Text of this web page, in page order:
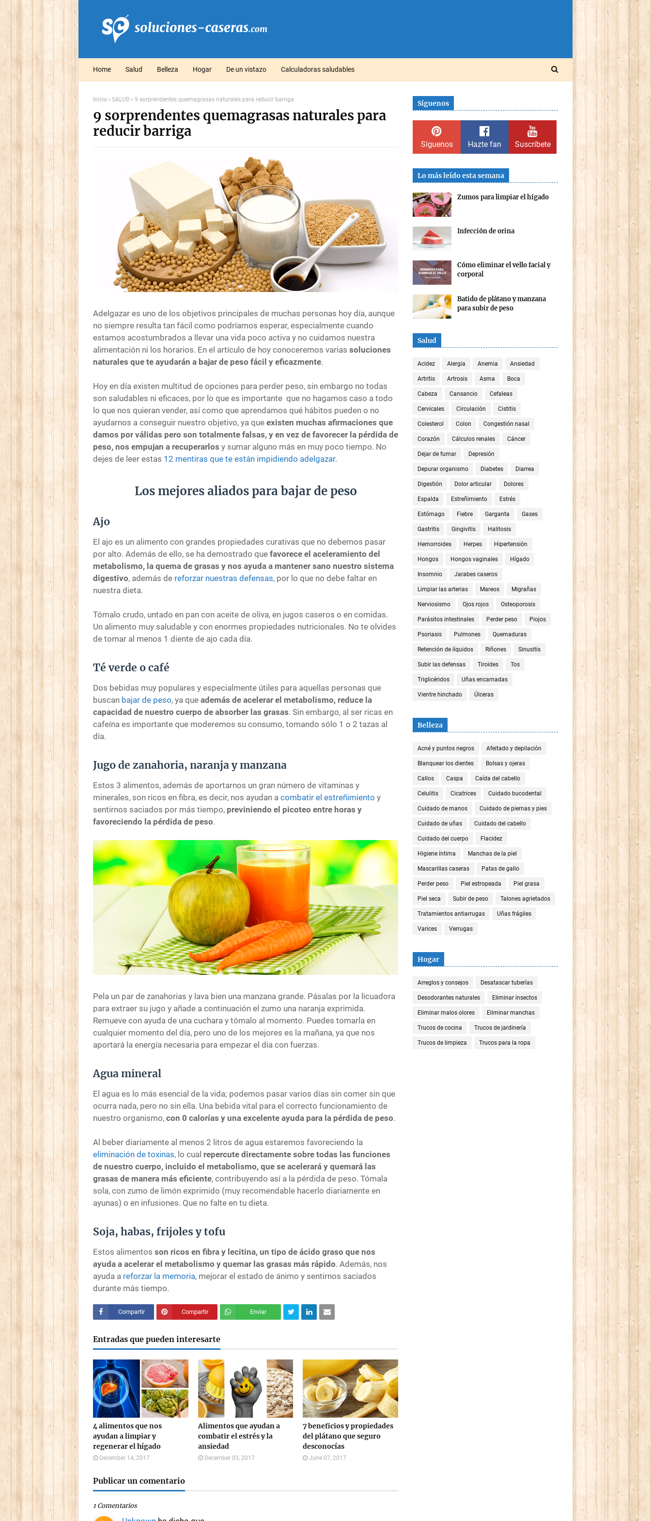
Home Salud Belleza Hogar De un vistazo Calculadoras saludables
Inicio SALUD 9 sorprendentes quemagrasas naturales para reducir barriga
9 sorprendentes quemagrasas naturales para
reducir barriga
Adelgazar es uno de los objetivos principales de muchas personas hoy día, aunque
no siempre resulta tan fácil como podríamos esperar, especialmente cuando
estamos acostumbrados a llevar una vida poco activa y no cuidamos nuestra
alimentación ni los horarios. En el artículo de hoy conoceremos varias soluciones
naturales que te ayudarán a bajar de peso fácil y eficazmente.
Hoy en día existen multitud de opciones para perder peso, sin embargo no todas
son saludables ni eficaces, por lo que es importante que no hagamos caso a todo
lo que nos quieran vender, así como que aprendamos qué hábitos pueden o no
ayudarnos a conseguir nuestro objetivo, ya que existen muchas afirmaciones que
damos por válidas pero son totalmente falsas, y en vez de favorecer la pérdida de
peso, nos empujan a recuperarlos y sumar alguno más en muy poco tiempo. No
dejes de leer estas 12 mentiras que te están impidiendo adelgazar.
Los mejores aliados para bajar de peso
Ajo
El ajo es un alimento con grandes propiedades curativas que no debemos pasar
por alto. Además de ello, se ha demostrado que favorece el aceleramiento del
metabolismo, la quema de grasas y nos ayuda a mantener sano nuestro sistema
digestivo, además de reforzar nuestras defensas, por lo que no debe faltar en
nuestra dieta.
Tómalo crudo, untado en pan con aceite de oliva, en jugos caseros o en comidas.
Un alimento muy saludable y con enormes propiedades nutricionales. No te olvides
de tomar al menos 1 diente de ajo cada día.
Té verde o café
Dos bebidas muy populares y especialmente útiles para aquellas personas que
buscan bajar de peso, ya que además de acelerar el metabolismo, reduce la
capacidad de nuestro cuerpo de absorber las grasas. Sin embargo, al ser ricas en
cafeína es importante que moderemos su consumo, tomando sólo 1 o 2 tazas al
día.
Jugo de zanahoria, naranja y manzana
Estos 3 alimentos, además de aportarnos un gran número de vitaminas y
minerales, son ricos en fibra, es decir, nos ayudan a combatir el estreñimiento y
sentirnos saciados por más tiempo, previniendo el picoteo entre horas y
favoreciendo la pérdida de peso.
Pela un par de zanahorias y lava bien una manzana grande. Pásalas por la licuadora
para extraer su jugo y añade a continuación el zumo una naranja exprimida.
Remueve con ayuda de una cuchara y tómalo al momento. Puedes tomarla en
cualquier momento del día, pero uno de los mejores es la mañana, ya que nos
aportará la energía necesaria para empezar el dia con fuerzas.
Agua mineral
El agua es lo más esencial de la vida; podemos pasar varios días sin comer sin que
ocurra nada, pero no sin ella. Una bebida vital para el correcto funcionamiento de
nuestro organismo, con 0 calorías y una excelente ayuda para la pérdida de peso.
Al beber diariamente al menos 2 litros de agua estaremos favoreciendo la
eliminación de toxinas, lo cual repercute directamente sobre todas las funciones
de nuestro cuerpo, incluido el metabolismo, que se acelerará y quemará las
grasas de manera más eficiente, contribuyendo así a la pérdida de peso. Tómala
sola, con zumo de limón exprimido (muy recomendable hacerlo diariamente en
ayunas) o en infusiones. Que no falte en tu dieta.
Soja, habas, frijoles y tofu
Estos alimentos son ricos en fibra y lecitina, un tipo de ácido graso que nos
ayuda a acelerar el metabolismo y quemar las grasas más rápido. Además, nos
ayuda a reforzar la memoria, mejorar el estado de ánimo y sentirnos saciados
durante más tiempo.
Compartir Compartir Enviar
Entradas que pueden interesarte
4 alimentos que nos
ayudan a limpiar y
regenerar el hígado
December 14, 2017
Alimentos que ayudan a
combatir el estrés y la
ansiedad
December 03, 2017
7 beneficios y propiedades
del plátano que seguro
desconocías
June 07, 2017
Publicar un comentario
1 Comentarios
Síguenos
Síguenos Hazte fan Suscríbete
Lo más leído esta semana
Zumos para limpiar el hígado
Infección de orina
Cómo eliminar el vello facial y
corporal
Batido de plátano y manzana
para subir de peso
Salud
Acidez Alergia Anemia Ansiedad
Artritis Artrosis Asma Boca
Cabeza Cansancio Cefaleas
Cervicales Circulación Cistitis
Colesterol Colon Congestión nasal
Corazón Cálculos renales Cáncer
Dejar de fumar Depresión
Depurar organismo Diabetes Diarrea
Digestión Dolor articular Dolores
Espalda Estreñimiento Estrés
Estómago Fiebre Garganta Gases
Gastritis Gingivitis Halitosis
Hemorroides Herpes Hipertensión
Hongos Hongos vaginales Hígado
Insomnio Jarabes caseros
Limpiar las arterias Mareos Migrañas
Nerviosismo Ojos rojos Osteoporosis
Parásitos intestinales Perder peso Piojos
Psoriasis Pulmones Quemaduras
Retención de líquidos Riñones Sinusitis
Subir las defensas Tiroides Tos
Triglicéridos Uñas encarnadas
Vientre hinchado Úlceras
Belleza
Acné y puntos negros Afeitado y depilación
Blanquear los dientes Bolsas y ojeras
Callos Caspa Caída del cabello
Celulitis Cicatrices Cuidado bucodental
Cuidado de manos Cuidado de piernas y pies
Cuidado de uñas Cuidado del cabello
Cuidado del cuerpo Flacidez
Higiene íntima Manchas de la piel
Mascarillas caseras Patas de gallo
Perder peso Piel estropeada Piel grasa
Piel seca Subir de peso Talones agrietados
Tratamientos antiarrugas Uñas frágiles
Varices Verrugas
Hogar
Arreglos y consejos Desatascar tuberías
Desodorantes naturales Eliminar insectos
Eliminar malos olores Eliminar manchas
Trucos de cocina Trucos de jardinería
Trucos de limpieza Trucos para la ropa